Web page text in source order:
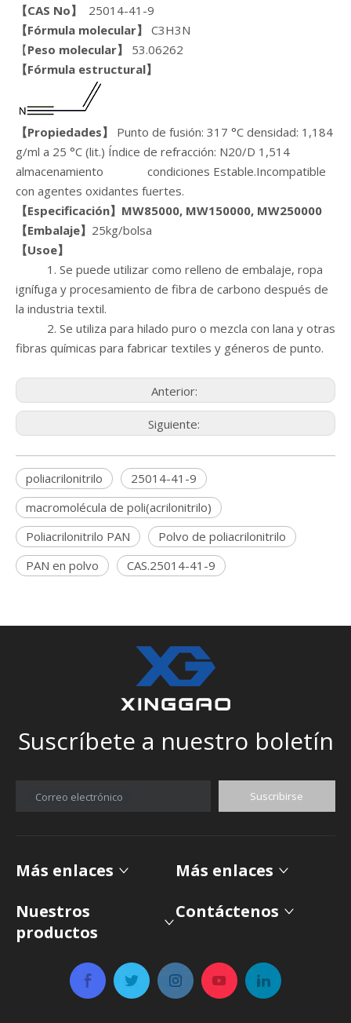
【CAS No】
25014-41-9
【Fórmula molecular】
C3H3N
【Peso molecular】
53.06262
【Fórmula estructural】
【Propiedades】
Punto de fusión: 317 °C densidad: 1,184
g/ml a 25 °C (lit.) Índice de refracción: N20/D 1,514
almacenamiento condiciones Estable.Incompatible
con agentes oxidantes fuertes.
【Especificación】 MW85000, MW150000, MW250000
【Embalaje】 25kg/bolsa
【Usoe】
1. Se puede utilizar como relleno de embalaje, ropa
ignífuga y procesamiento de fibra de carbono después de
la industria textil.
2. Se utiliza para hilado puro o mezcla con lana y otras
fibras químicas para fabricar textiles y géneros de punto.
Anterior:
Siguiente:
poliacrilonitrilo
25014-41-9
macromolécula de poli(acrilonitrilo)
Poliacrilonitrilo PAN
Polvo de poliacrilonitrilo
PAN en polvo
CAS.25014-41-9
Suscríbete a nuestro boletín
Correo electrónico Suscribirse
Más enlaces
Más enlaces
Nuestros
productos
Contáctenos